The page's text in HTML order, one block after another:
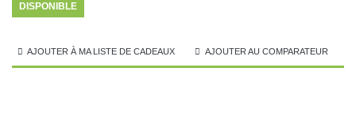
DISPONIBLE
AJOUTER À MA LISTE DE CADEAUX AJOUTER AU COMPARATEUR